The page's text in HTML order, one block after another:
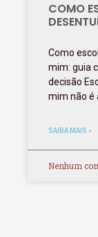
COMO
Como
mim: guia
decisão
mim não é
SAIBA MAIS »
Nenhum